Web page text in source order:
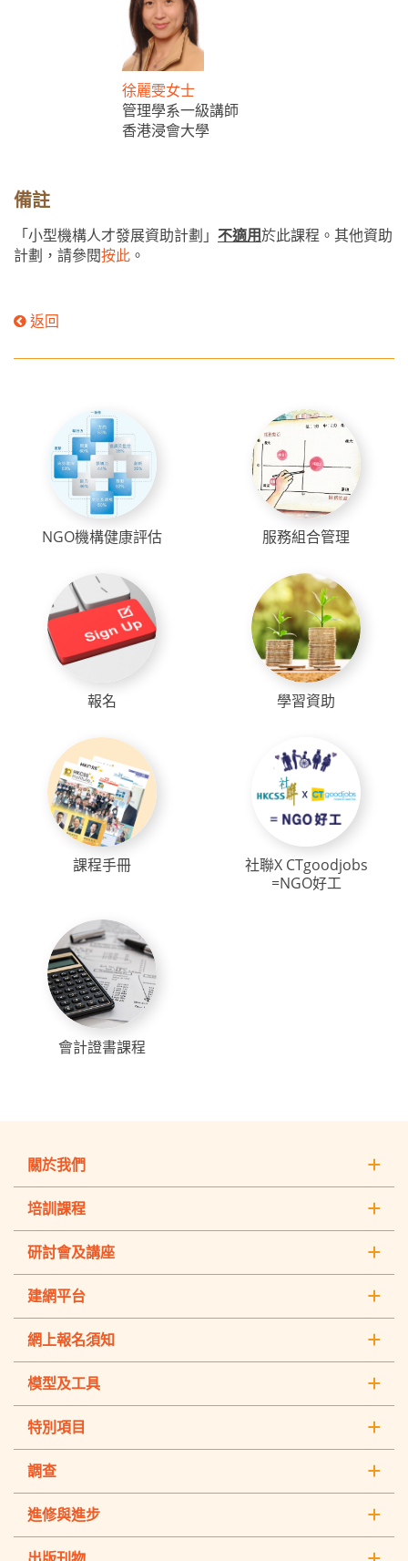
徐麗雯女士
管理學系一級講師
香港浸會大學
備註
「小型機構人才發展資助計劃」 不適用於此課程。其他資助
計劃，請參閱按此 。
返回
NGO機構健康評估 服務組合管理
報名 學習資助
課程手冊
社聯X CTgoodjobs
=NGO好工
會計證書課程
關於我們
培訓課程
研討會及講座
建網平台
網上報名須知
模型及工具
特別項目
調查
進修與進步